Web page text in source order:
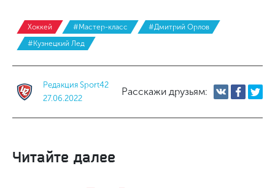
Хоккей #Мастер-класс
#Дмитрий Орлов
#Кузнецкий Лед
Редакция Sport42
27.06.2022
Расскажи друзьям:
Читайте далее